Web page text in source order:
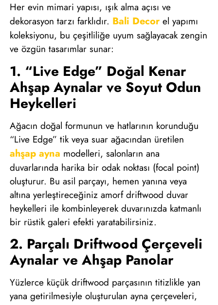
Her evin mimari yapısı, ışık alma açısı ve
dekorasyon tarzı farklıdır. Bali Decor el yapımı
koleksiyonu, bu çeşitliliğe uyum sağlayacak zengin
ve özgün tasarımlar sunar:
1. “Live Edge” Doğal Kenar
Ahşap Aynalar ve Soyut Odun
Heykelleri
Ağacın doğal formunun ve hatlarının korunduğu
“Live Edge” tik veya suar ağacından üretilen
ahşap ayna modelleri, salonların ana
duvarlarında harika bir odak noktası (focal point)
oluşturur. Bu asil parçayı, hemen yanına veya
altına yerleştireceğiniz amorf driftwood duvar
heykelleri ile kombinleyerek duvarınızda katmanlı
bir rüstik galeri efekti yaratabilirsiniz.
2. Parçalı Driftwood Çerçeveli
Aynalar ve Ahşap Panolar
Yüzlerce küçük driftwood parçasının titizlikle yan
yana getirilmesiyle oluşturulan ayna çerçeveleri,